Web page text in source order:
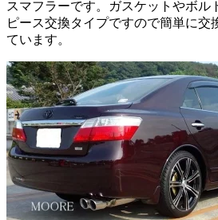
スマフラーです。ガスケットやボル
ピース交換タイプですので簡単に交
ています。